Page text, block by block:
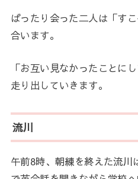
ばったり会った二人は「す
合います。
「お互い見なかったことに
走り出していきます。
流川
午前8時、朝練を終えた流川